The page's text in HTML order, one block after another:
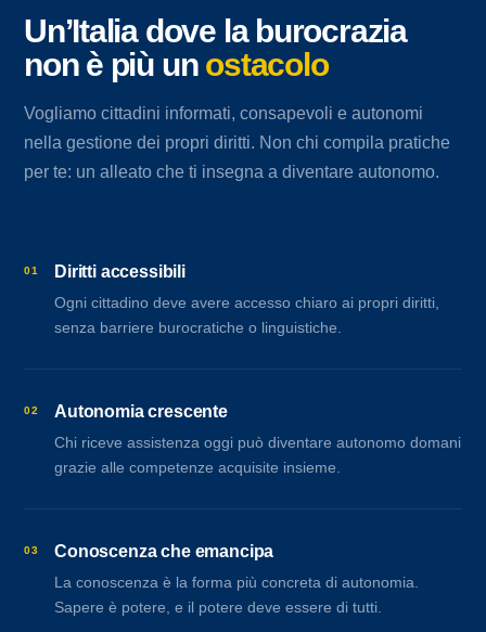
Un’Italia dove la burocrazia
non è più un ostacolo
Vogliamo cittadini informati, consapevoli e autonomi
nella gestione dei propri diritti. Non chi compila pratiche
per te: un alleato che ti insegna a diventare autonomo.
01 Diritti accessibili
Ogni cittadino deve avere accesso chiaro ai propri diritti,
senza barriere burocratiche o linguistiche.
02 Autonomia crescente
Chi riceve assistenza oggi può diventare autonomo domani
grazie alle competenze acquisite insieme.
03 Conoscenza che emancipa
La conoscenza è la forma più concreta di autonomia.
Sapere è potere, e il potere deve essere di tutti.